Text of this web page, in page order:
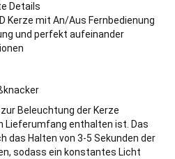
Details
Kerze mit An/Aus Fernbedienung
und perfekt aufeinander
Beleuchtung der Kerze
Lieferumfang enthalten ist. Das
das Halten von 3-5 Sekunden der
sodass ein konstantes Licht